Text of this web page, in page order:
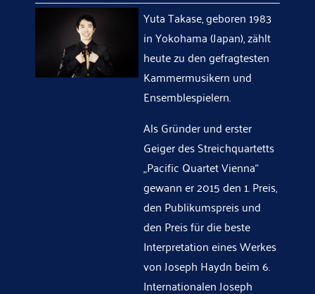
Yuta Takase, geboren 1983
in Yokohama (Japan), zählt
heute zu den gefragtesten
Kammermusikern und
Ensemblespielern.
Als Gründer und erster
Geiger des Streichquartetts
„Pacific Quartet Vienna“
gewann er 2015 den 1. Preis,
den Publikumspreis und
den Preis für die beste
Interpretation eines Werkes
von Joseph Haydn beim 6.
Internationalen Joseph